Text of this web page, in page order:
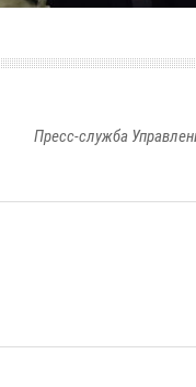
Пресс-служба